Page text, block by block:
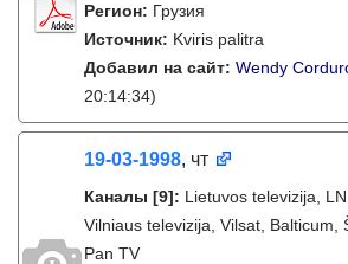
Регион: Грузия
Источник: Kviris palitra
Добавил на сайт: Wendy
20:14:34)
19-03-1998, чт
Каналы [9]: Lietuvos televizija,
Vilniaus televizija, Vilsat, Balticum,
Pan TV